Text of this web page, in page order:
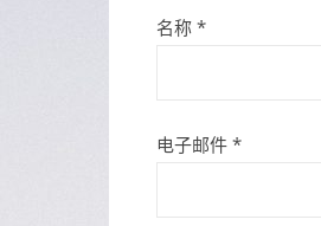
名称 *
电子邮件 *